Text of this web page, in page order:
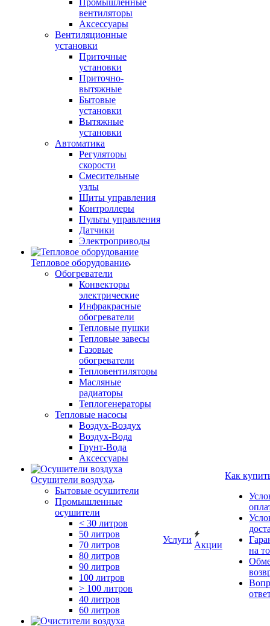
Промышленные
вентиляторы
Аксессуары
Вентиляционные
установки
Приточные
установки
Приточно-
вытяжные
Бытовые
установки
Вытяжные
установки
Автоматика
Регуляторы
скорости
Смесительные
узлы
Щиты управления
Контроллеры
Пульты управления
Датчики
Электроприводы
Тепловое оборудование
Обогреватели
Конвекторы
электрические
Инфракрасные
обогреватели
Тепловые пушки
Тепловые завесы
Газовые
обогреватели
Тепловентиляторы
Масляные
радиаторы
Теплогенераторы
Тепловые насосы
Воздух-Воздух
Воздух-Вода
Грунт-Вода
Аксессуары
Осушители воздуха
Бытовые осушители
Промышленные
осушители
< 30 литров
50 литров
70 литров
80 литров
90 литров
100 литров
> 100 литров
40 литров
60 литров
Услуги
Акции
Как
на